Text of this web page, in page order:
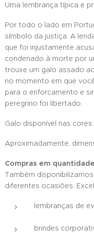
Uma lembrança típica e
Por todo o lado em
símbolo da justiça. A
que foi injustamente
condenado à morte por
trouxe um galo assado
no momento em que
para o enforcamento e
peregrino foi libertado.
Galo disponível nas
Aproximadamente.
Compras em quantidade
Também
diferentes ocasiões.
lembranças de
brindes